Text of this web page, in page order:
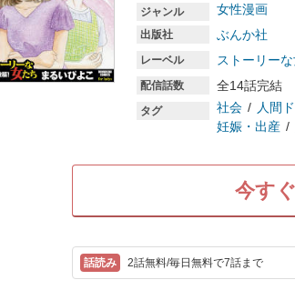
ジャンル 女性漫画
出版社 ぶんか社
レーベル ストーリー
配信話数 全14話完結
タグ 社会 人間
妊娠・出産
今す
2話無料/毎日無料で7話まで